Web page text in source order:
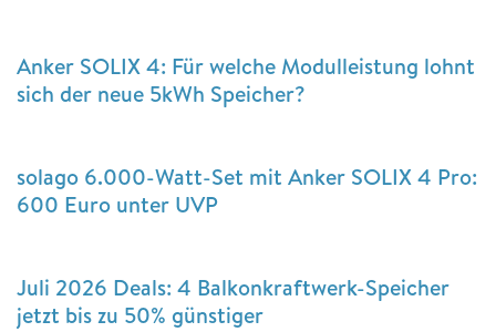
Anker SOLIX 4: Für welche Modulleistung lohnt
sich der neue 5kWh Speicher?
solago 6.000-Watt-Set mit Anker SOLIX 4 Pro:
600 Euro unter UVP
Juli 2026 Deals: 4 Balkonkraftwerk-Speicher
jetzt bis zu 50% günstiger